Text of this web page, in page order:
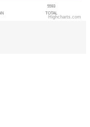
5593
TOTAL
Highcharts.com